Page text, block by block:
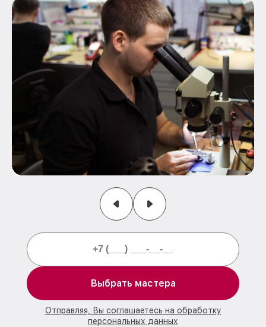
Выбрать мастера
Отправляя, Вы соглашаетесь на обработку
персональных данных